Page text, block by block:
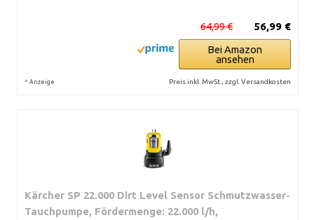
56,99 €
64,99 €
Bei Amazon
ansehen
* Anzeige Preis inkl. MwSt., zzgl. Versandkosten
Kärcher SP 22.000 Dirt Level Sensor Schmutzwasser-
Tauchpumpe, Fördermenge: 22.000 l/h,